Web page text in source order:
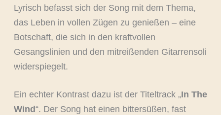
Lyrisch befasst sich der Song mit dem Thema,
das Leben in vollen Zügen zu genießen – eine
Botschaft, die sich in den kraftvollen
Gesangslinien und den mitreißenden Gitarrensoli
widerspiegelt.
Ein echter Kontrast dazu ist der Titeltrack „In The
Wind“. Der Song hat einen bittersüßen, fast